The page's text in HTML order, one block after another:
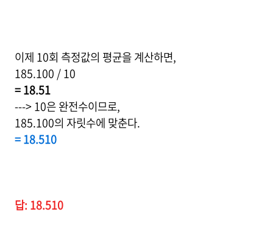
이제 10회 측정값의 평균을 계산하면,
185.100 / 10
= 18.51
---> 10은 완전수이므로,
185.100의 자릿수에 맞춘다.
= 18.510
답: 18.510